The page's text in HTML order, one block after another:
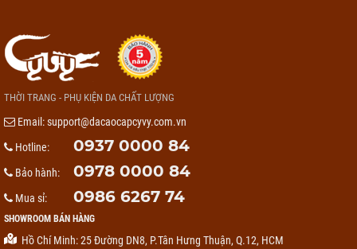
THỜI TRANG - PHỤ KIỆN DA CHẤT LƯỢNG
Email:support@dacaocapcyvy.com.vn
Hotline:
0937 0000 84
Bảo hành: 0978 0000 84
Mua sỉ: 0986 6267 74
SHOWROOM BÁN HÀNG
Hồ Chí Minh: 25 Đường DN8, P.Tân Hưng Thuận, Q.12, HCM